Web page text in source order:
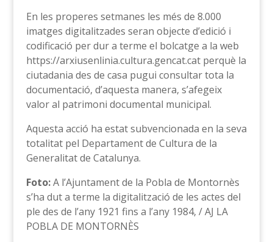
En les properes setmanes les més de 8.000
imatges digitalitzades seran objecte d’edició i
codificació per dur a terme el bolcatge a la web
https://arxiusenlinia.cultura.gencat.cat perquè la
ciutadania des de casa pugui consultar tota la
documentació, d’aquesta manera, s’afegeix
valor al patrimoni documental municipal.
Aquesta acció ha estat subvencionada en la seva
totalitat pel Departament de Cultura de la
Generalitat de Catalunya.
Foto:A l’Ajuntament de la Pobla de Montornès
s’ha dut a terme la digitalització de les actes del
ple des de l’any 1921 fins a l’any 1984, / AJ LA
POBLA DE MONTORNÈS